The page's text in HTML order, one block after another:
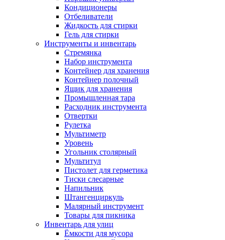
Кондиционеры
Отбеливатели
Жидкость для стирки
Гель для стирки
Инструменты и инвентарь
Стремянка
Набор инструмента
Контейнер для хранения
Контейнер полочный
Ящик для хранения
Промышленная тара
Расходник инструмента
Отвертки
Рулетка
Мультиметр
Уровень
Угольник столярный
Мультитул
Пистолет для герметика
Тиски слесарные
Напильник
Штангенциркуль
Малярный инструмент
Товары для пикника
Инвентарь для улиц
Ёмкости для мусора